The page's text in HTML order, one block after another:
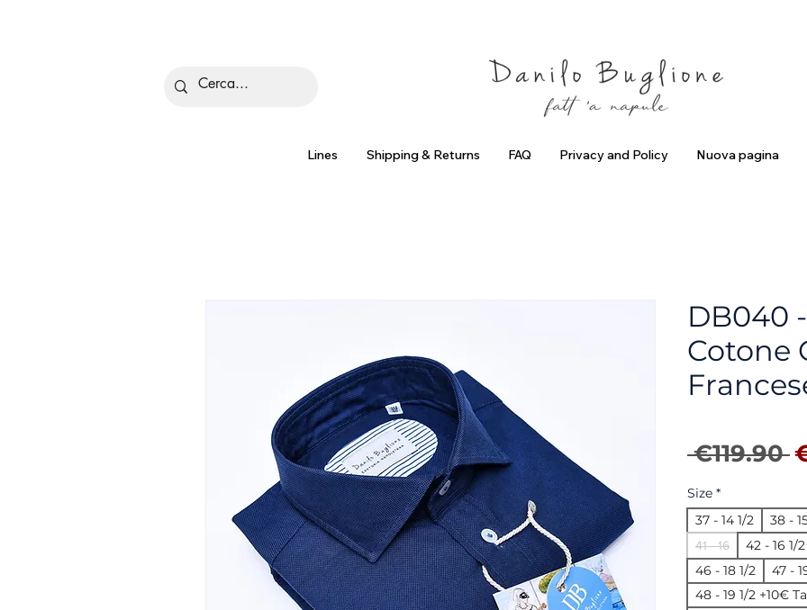
Lines Shipping & Returns FAQ Privacy and Policy Nuova pagina
DB040
Cotone
€119.90
Size *
37 - 14 1/2
38 -
41 - 16 42 - 16 1/2
46 - 18 1/2
47 -
48 - 19 1/2 +10€